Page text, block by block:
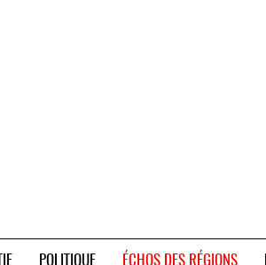
POLITIQUE ÉCHOS DES RÉGIONS